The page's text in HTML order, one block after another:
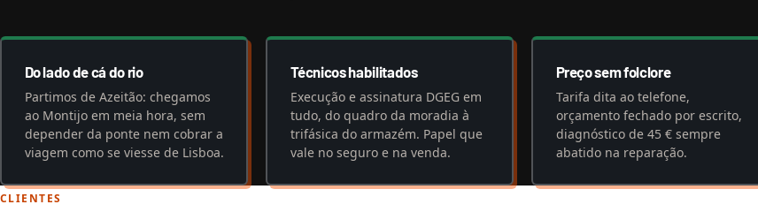
Do lado de cá do rio
Partimos de Azeitão: chegamos
ao Montijo em meia hora, sem
depender da ponte nem cobrar a
viagem como se viesse de Lisboa.
Técnicos habilitados
Execução e assinatura DGEG em
tudo, do quadro da moradia à
trifásica do armazém. Papel que
vale no seguro e na venda.
Preço sem folclore
Tarifa dita ao telefone,
orçamento fechado por escrito,
diagnóstico de 45 € sempre
abatido na reparação.
CLIENTES